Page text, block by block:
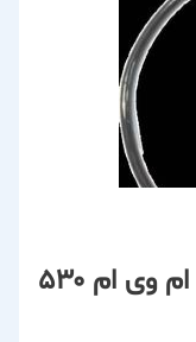
سنسور موقعیت میل لنگ ام وی ام ۵۳۰